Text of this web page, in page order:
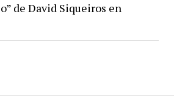
de David Siqueiros en